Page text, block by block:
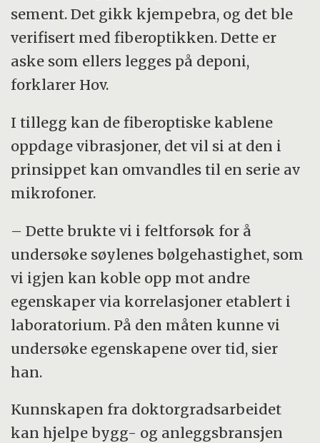
sement. Det gikk kjempebra, og det ble
verifisert med fiberoptikken. Dette er
aske som ellers legges på deponi,
forklarer Hov.
I tillegg kan de fiberoptiske kablene
oppdage vibrasjoner, det vil si at den i
prinsippet kan omvandles til en serie av
mikrofoner.
– Dette brukte vi i feltforsøk for å
undersøke søylenes bølgehastighet, som
vi igjen kan koble opp mot andre
egenskaper via korrelasjoner etablert i
laboratorium. På den måten kunne vi
undersøke egenskapene over tid, sier
han.
Kunnskapen fra doktorgradsarbeidet
kan hjelpe bygg- og anleggsbransjen